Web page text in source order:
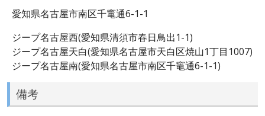
愛知県名古屋市南区千竃通6-1-1
ジープ名古屋西(愛知県清須市春日鳥出1-1)
ジープ名古屋天白(愛知県名古屋市天白区焼山1丁目1007)
ジープ名古屋南(愛知県名古屋市南区千竈通6-1-1)
備考